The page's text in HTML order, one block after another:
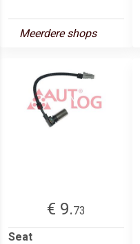
Meerdere shops
€ 9.73
Seat